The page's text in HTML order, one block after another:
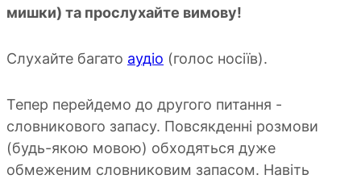
мишки) та прослухайте вимову!
Слухайте багато аудіо (голос носіїв).
Тепер перейдемо до другого питання -
словникового запасу. Повсякденні розмови
(будь-якою мовою) обходяться дуже
обмеженим словниковим запасом. Навіть